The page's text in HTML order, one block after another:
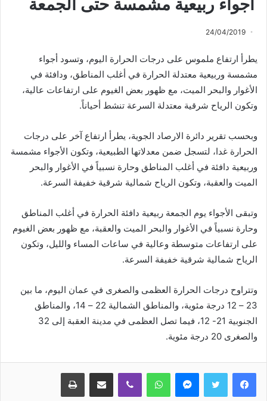
اجواء ربيعية مشمسة حتى الجمعة
24/04/2019
يطرأ ارتفاع ملموس على درجات الحرارة اليوم، وتسود أجواء
مشمسة وربيعية معتدلة الحرارة في أغلب المناطق، ودافئة في
الأغوار والبحر الميت، مع ظهور بعض الغيوم على ارتفاعات عالية،
وتكون الرياح شرقية معتدلة السرعة تنشط أحياناً.
وبحسب تقرير دائرة الارصاد الجوية، يطرأ ارتفاع آخر على درجات
الحرارة غدا، لتسجل ضمن معدلاتها الطبيعية، وتكون الأجواء مشمسة
وربيعية دافئة في أغلب المناطق وحارة نسبياً في الأغوار والبحر
الميت والعقبة، وتكون الرياح شمالية شرقية خفيفة السرعة.
وتبقى الأجواء يوم الجمعة ربيعية دافئة الحرارة في أغلب المناطق
وحارة نسبياً في الأغوار والبحر الميت والعقبة، مع ظهور بعض الغيوم
على ارتفاعات متوسطة وعالية في ساعات المساء والليل، وتكون
الرياح شمالية شرقية خفيفة السرعة.
وتتراوح درجات الحرارة العظمى والصغرى في عمان اليوم، ما بين
23 – 12 درجة مئوية، والمناطق الشمالية 22 – 14، والمناطق
الجنوبية 21- 12، فيما تصل العظمى في مدينة العقبة إلى 32
والصغرى 20 درجة مئوية.
ماسنجر واتساب ڤايبر مشاركة عبر البريد طباعة